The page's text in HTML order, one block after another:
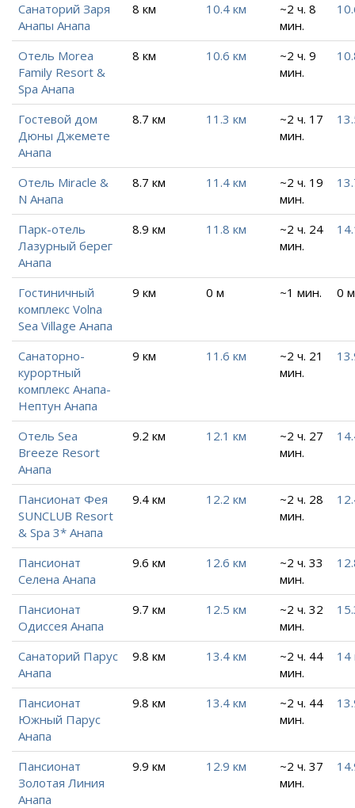
Санаторий Заря
Анапы Анапа
8 км 10.4 км
~2 ч. 8
мин.
Отель Morea
Family Resort &
Spa Анапа
8 км 10.6 км
~2 ч. 9
мин.
Гостевой дом
Дюны Джемете
Анапа
8.7 км 11.3 км
~2 ч. 17
мин.
Отель Miracle &
N Анапа
8.7 км 11.4 км
~2 ч. 19
мин.
Парк-отель
Лазурный берег
Анапа
8.9 км 11.8 км
~2 ч. 24
мин.
Гостиничный
комплекс Volna
Sea Village Анапа
9 км 0 м ~1 мин. 0 м
Санаторно-
курортный
комплекс Анапа-
Нептун Анапа
9 км 11.6 км
~2 ч. 21
мин.
Отель Sea
Breeze Resort
Анапа
9.2 км 12.1 км
~2 ч. 27
мин.
Пансионат Фея
SUNCLUB Resort
& Spa 3* Анапа
9.4 км 12.2 км
~2 ч. 28
мин.
Пансионат
Селена Анапа
9.6 км 12.6 км
~2 ч. 33
мин.
Пансионат
Одиссея Анапа
9.7 км 12.5 км
~2 ч. 32
мин.
Санаторий Парус
Анапа
9.8 км 13.4 км
~2 ч. 44
мин.
14
Пансионат
Южный Парус
Анапа
9.8 км 13.4 км
~2 ч. 44
мин.
Пансионат
Золотая Линия
Анапа
9.9 км 12.9 км
~2 ч. 37
мин.